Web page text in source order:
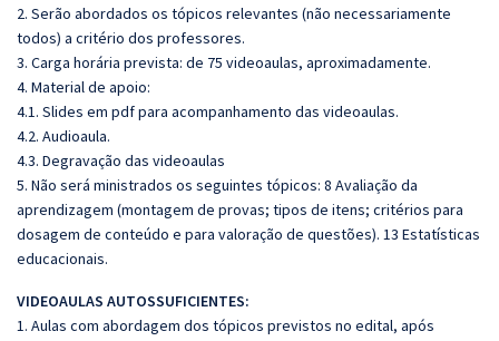
2. Serão abordados os tópicos relevantes (não necessariamente
todos) a critério dos professores.
3. Carga horária prevista: de 75 videoaulas, aproximadamente.
4. Material de apoio:
4.1. Slides em pdf para acompanhamento das videoaulas.
4.2. Audioaula.
4.3. Degravação das videoaulas
5. Não será ministrados os seguintes tópicos: 8 Avaliação da
aprendizagem (montagem de provas; tipos de itens; critérios para
dosagem de conteúdo e para valoração de questões). 13 Estatísticas
educacionais.
VIDEOAULAS AUTOSSUFICIENTES:
1. Aulas com abordagem dos tópicos previstos no edital, após